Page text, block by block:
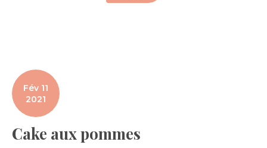
Fév 11
2021
Cake aux pommes